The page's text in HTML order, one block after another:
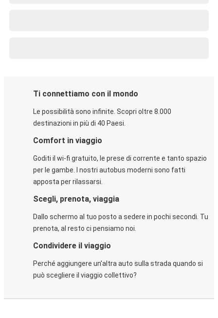
Ti connettiamo con il mondo
Le possibilità sono infinite. Scopri oltre 8.000
destinazioni in più di 40 Paesi.
Comfort in viaggio
Goditi il wi-fi gratuito, le prese di corrente e tanto spazio
per le gambe. I nostri autobus moderni sono fatti
apposta per rilassarsi.
Scegli, prenota, viaggia
Dallo schermo al tuo posto a sedere in pochi secondi. Tu
prenota, al resto ci pensiamo noi.
Condividere il viaggio
Perché aggiungere un'altra auto sulla strada quando si
può scegliere il viaggio collettivo?